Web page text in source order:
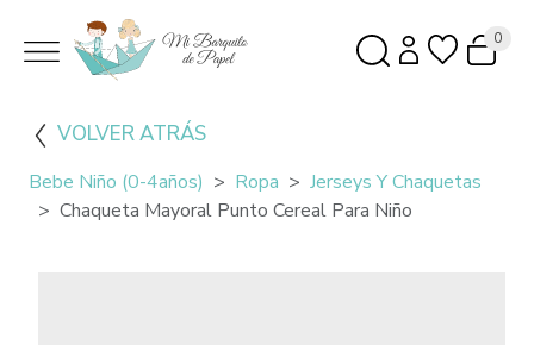
0
VOLVER ATRÁS
Bebe Niño (0-4años) Ropa
Jerseys Y Chaquetas
Chaqueta Mayoral Punto Cereal Para Niño